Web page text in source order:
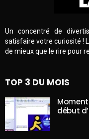
Un concentré de
satisfaire votre curiosité !
de mieux que le rire pour
TOP 3 DU MOIS
début